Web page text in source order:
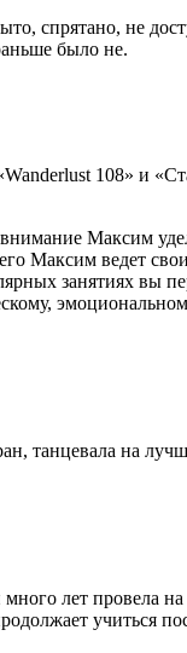
спрятано, не
было не.
108» и
Максим
Максим ведет
занятиях вы
танцевала на
лет провела
учиться